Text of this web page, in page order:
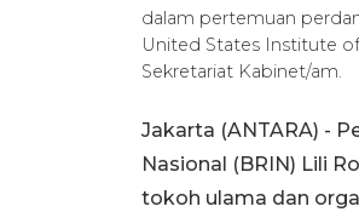
dalam pertemuan
United States Institute of
Sekretariat Kabinet/am.
Jakarta (ANTARA) -
Nasional (BRIN) Lili
tokoh ulama dan